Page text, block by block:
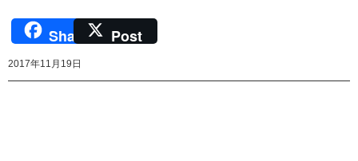
Share Post
2017年11月19日